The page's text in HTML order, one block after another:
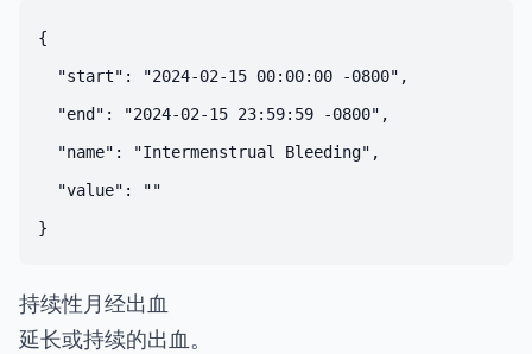
{
  "start": "2024-02-15 00:00:00 -0800",
  "end": "2024-02-15 23:59:59 -0800",
  "name": "Intermenstrual Bleeding",
  "value": ""
持续性月经出血
延长或持续的出血。